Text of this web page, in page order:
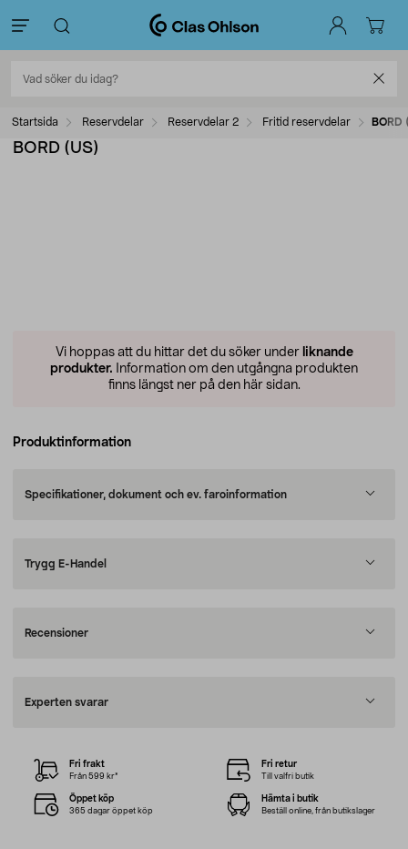
Startsida Reservdelar Reservdelar 2 Fritid reservdelar BORD
BORD (US)
Vi hoppas att du hittar det du söker under liknande
produkter. Information om den utgångna produkten
finns längst ner på den här sidan.
Produktinformation
Specifikationer, dokument och ev. faroinformation
Trygg E-Handel
Recensioner
Experten svarar
Fri frakt
Från 599 kr*
Fri retur
Till valfri butik
Öppet köp
365 dagar öppet köp
Hämta i butik
Beställ online, från butikslager